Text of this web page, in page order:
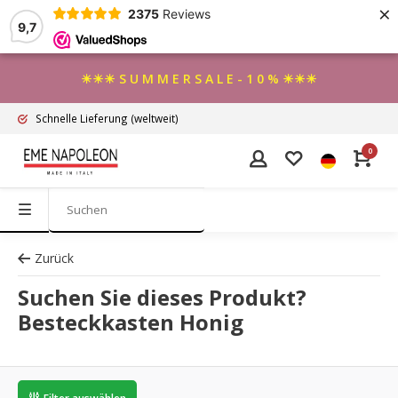
9,7
2375 Reviews ×
☀☀☀ S U M M E R S A L E - 1 0 % ☀☀☀
Schnelle Lieferung (weltweit)
0
Zurück
Suchen Sie dieses Produkt?
Besteckkasten Honig